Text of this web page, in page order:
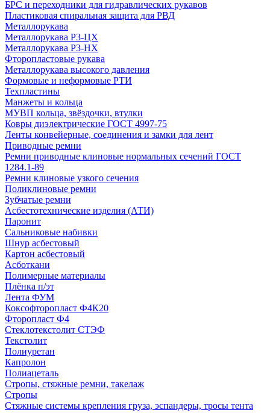
БРС и переходники для гидравлических рукавов
Пластиковая спиральная защита для РВД
Металлорукава
Металлорукава Р3-ЦХ
Металлорукава Р3-НХ
Фторопластовые рукава
Металлорукава высокого давления
Формовые и неформовые РТИ
Техпластины
Манжеты и кольца
МУВП кольца, звёздочки, втулки
Ковры диэлектрические ГОСТ 4997-75
Ленты конвейерные, соединения и замки для лент
Приводные ремни
Ремни приводные клиновые нормальных сечений ГОСТ
1284.1-89
Ремни клиновые узкого сечения
Поликлиновые ремни
Зубчатые ремни
Асбестотехнические изделия (АТИ)
Паронит
Сальниковые набивки
Шнур асбестовый
Картон асбестовый
Асботкани
Полимерные материалы
Плёнка п/эт
Лента ФУМ
Коксофторопласт Ф4К20
Фторопласт Ф4
Стеклотекстолит СТЭФ
Текстолит
Полиуретан
Капролон
Полиацеталь
Стропы, стяжные ремни, такелаж
Стропы
Стяжные системы крепления груза, эспандеры, тросы тента